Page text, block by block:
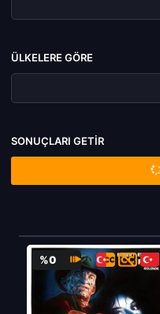
ÜLKELERE GÖRE
SONUÇLARI GETIR
%0